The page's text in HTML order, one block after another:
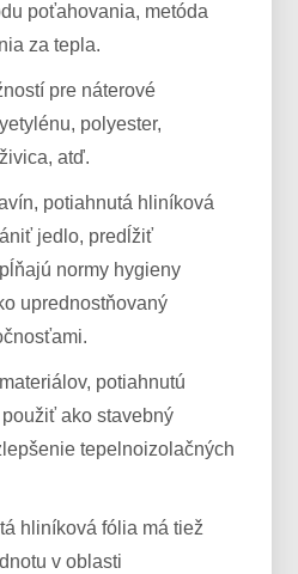
poťahovania, metóda
za tepla.
pre náterové
polyester,
atď.
potiahnutá hliníková
jedlo, predĺžiť
normy hygieny
uprednostňovaný
potiahnutú
ako stavebný
tepelnoizolačných
hliníková fólia má tiež
v oblasti